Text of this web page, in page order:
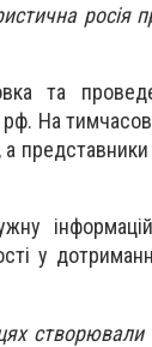
росія
та
На
а
у
створювали